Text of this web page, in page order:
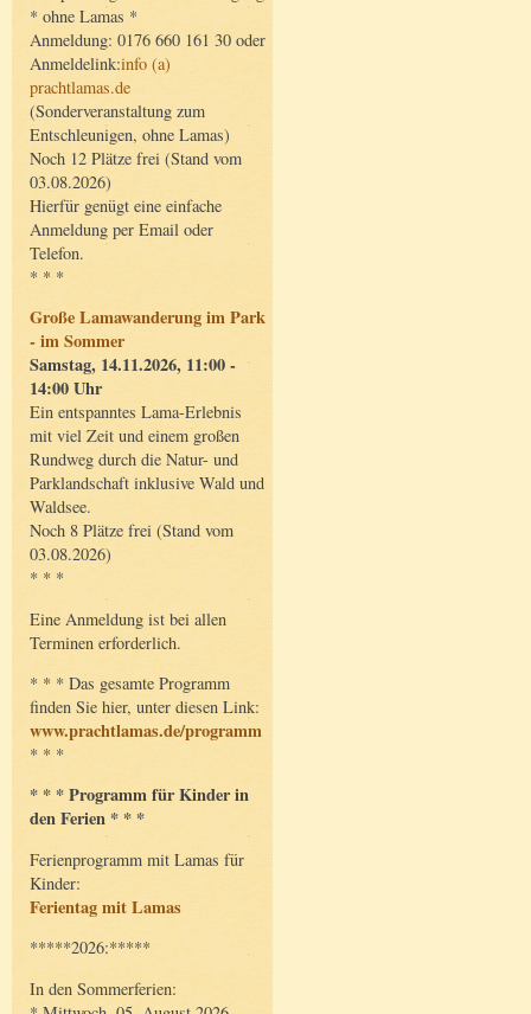
* ohne Lamas *
Anmeldung: 0176 660 161 30 oder
Anmeldelink:info (a)
prachtlamas.de
(Sonderveranstaltung zum
Entschleunigen, ohne Lamas)
Noch 12 Plätze frei (Stand vom
03.08.2026)
Hierfür genügt eine einfache
Anmeldung per Email oder
Telefon.
* * *
Große Lamawanderung im Park
- im Sommer
Samstag, 14.11.2026, 11:00 -
14:00 Uhr
Ein entspanntes Lama-Erlebnis
mit viel Zeit und einem großen
Rundweg durch die Natur- und
Parklandschaft inklusive Wald und
Waldsee.
Noch 8 Plätze frei (Stand vom
03.08.2026)
* * *
Eine Anmeldung ist bei allen
Terminen erforderlich.
* * * Das gesamte Programm
finden Sie hier, unter diesen Link:
www.prachtlamas.de/programm
* * *
* * * Programm für Kinder in
den Ferien * * *
Ferienprogramm mit Lamas für
Kinder:
Ferientag mit Lamas
*****2026:*****
In den Sommerferien: